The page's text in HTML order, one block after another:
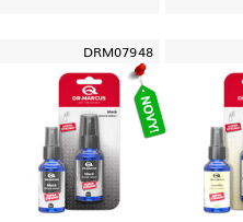
DRM07948